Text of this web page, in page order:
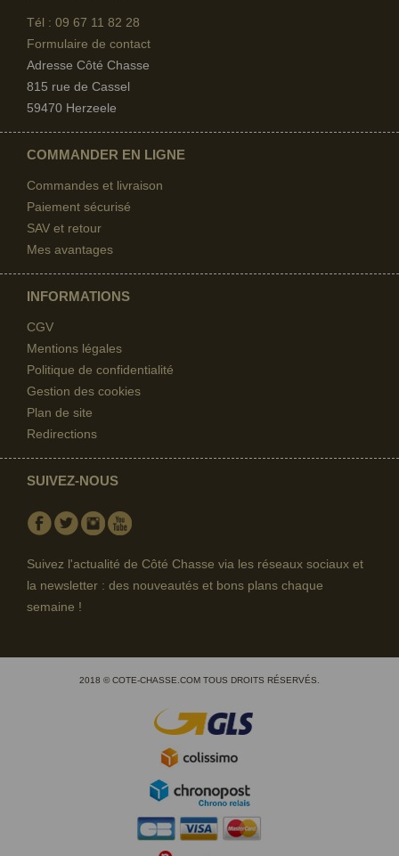
Tél : 09 67 11 82 28
Formulaire de contact
Adresse Côté Chasse
815 rue de Cassel
59470 Herzeele
COMMANDER EN LIGNE
Commandes et livraison
Paiement sécurisé
SAV et retour
Mes avantages
INFORMATIONS
CGV
Mentions légales
Politique de confidentialité
Gestion des cookies
Plan de site
Redirections
SUIVEZ-NOUS
Facebook
TwitterInstagram
Suivez l'actualité de Côté Chasse via les réseaux sociaux et
la newsletter : des nouveautés et bons plans chaque
semaine !
2018 © COTE-CHASSE.COM TOUS DROITS RÉSERVÉS.